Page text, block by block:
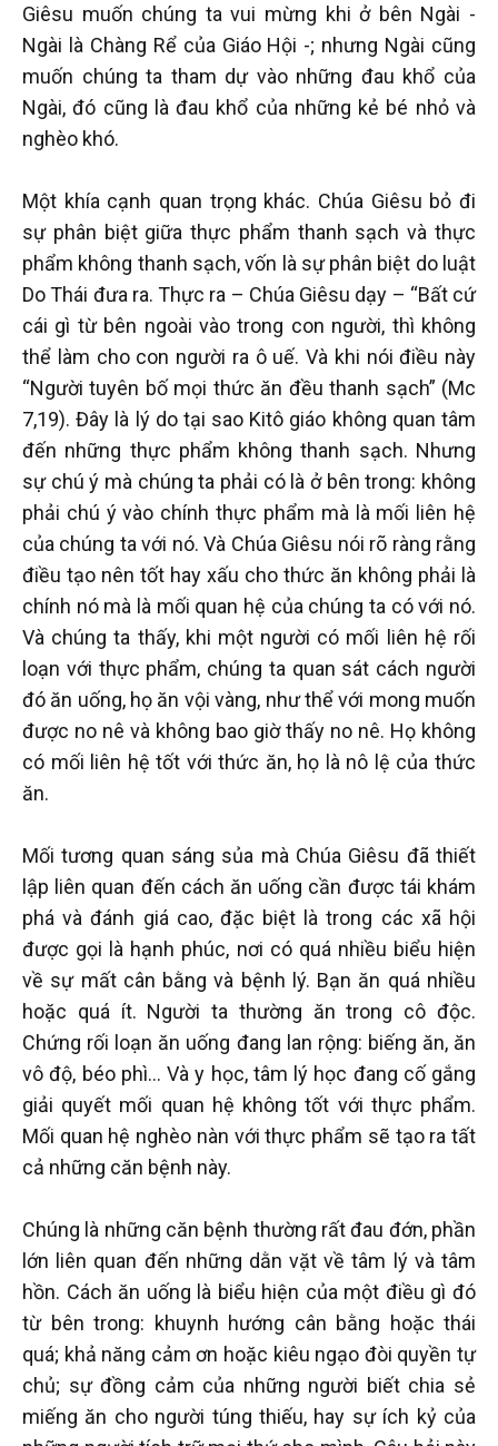
Giêsu muốn chúng ta vui mừng khi ở bên Ngài -
Ngài là Chàng Rể của Giáo Hội -; nhưng Ngài cũng
muốn chúng ta tham dự vào những đau khổ của
Ngài, đó cũng là đau khổ của những kẻ bé nhỏ và
nghèo khó.
Một khía cạnh quan trọng khác. Chúa Giêsu bỏ đi
sự phân biệt giữa thực phẩm thanh sạch và thực
phẩm không thanh sạch, vốn là sự phân biệt do luật
Do Thái đưa ra. Thực ra – Chúa Giêsu dạy – “Bất cứ
cái gì từ bên ngoài vào trong con người, thì không
thể làm cho con người ra ô uế. Và khi nói điều này
“Người tuyên bố mọi thức ăn đều thanh sạch” (Mc
7,19). Đây là lý do tại sao Kitô giáo không quan tâm
đến những thực phẩm không thanh sạch. Nhưng
sự chú ý mà chúng ta phải có là ở bên trong: không
phải chú ý vào chính thực phẩm mà là mối liên hệ
của chúng ta với nó. Và Chúa Giêsu nói rõ ràng rằng
điều tạo nên tốt hay xấu cho thức ăn không phải là
chính nó mà là mối quan hệ của chúng ta có với nó.
Và chúng ta thấy, khi một người có mối liên hệ rối
loạn với thực phẩm, chúng ta quan sát cách người
đó ăn uống, họ ăn vội vàng, như thể với mong muốn
được no nê và không bao giờ thấy no nê. Họ không
có mối liên hệ tốt với thức ăn, họ là nô lệ của thức
ăn.
Mối tương quan sáng sủa mà Chúa Giêsu đã thiết
lập liên quan đến cách ăn uống cần được tái khám
phá và đánh giá cao, đặc biệt là trong các xã hội
được gọi là hạnh phúc, nơi có quá nhiều biểu hiện
về sự mất cân bằng và bệnh lý. Bạn ăn quá nhiều
hoặc quá ít. Người ta thường ăn trong cô độc.
Chứng rối loạn ăn uống đang lan rộng: biếng ăn, ăn
vô độ, béo phì... Và y học, tâm lý học đang cố gắng
giải quyết mối quan hệ không tốt với thực phẩm.
Mối quan hệ nghèo nàn với thực phẩm sẽ tạo ra tất
cả những căn bệnh này.
Chúng là những căn bệnh thường rất đau đớn, phần
lớn liên quan đến những dằn vặt về tâm lý và tâm
hồn. Cách ăn uống là biểu hiện của một điều gì đó
từ bên trong: khuynh hướng cân bằng hoặc thái
quá; khả năng cảm ơn hoặc kiêu ngạo đòi quyền tự
chủ; sự đồng cảm của những người biết chia sẻ
miếng ăn cho người túng thiếu, hay sự ích kỷ của